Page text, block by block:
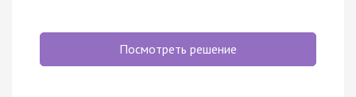
Посмотреть решение